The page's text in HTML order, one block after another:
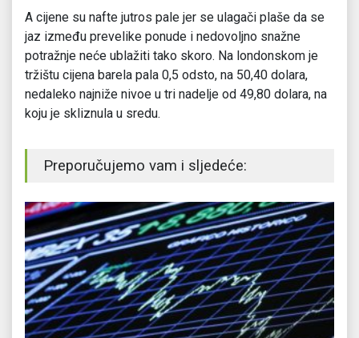
A cijene su nafte jutros pale jer se ulagači plaše da se
jaz između prevelike ponude i nedovoljno snažne
potražnje neće ublažiti tako skoro. Na londonskom je
tržištu cijena barela pala 0,5 odsto, na 50,40 dolara,
nedaleko najniže nivoe u tri nadelje od 49,80 dolara, na
koju je skliznula u sredu.
Preporučujemo vam i sljedeće: